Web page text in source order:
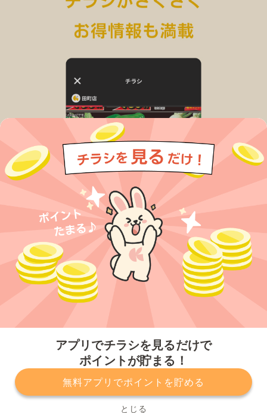
アプリでチラシを見るだけで
ポイントが貯まる！
無料アプリでポイントを貯める
とじる
プライバシーポリシー 利用規約
運営会社
サービスに関してのお問い合わせ